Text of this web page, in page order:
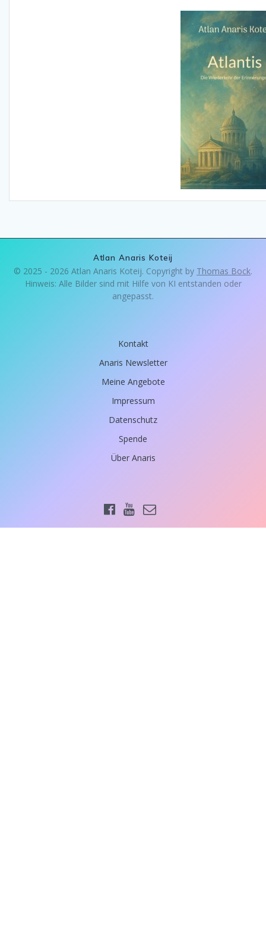
Atlan Anaris Koteij
© 2025 - 2026 Atlan Anaris Koteij. Copyright by Thomas Bock.
Hinweis: Alle Bilder sind mit Hilfe von KI entstanden oder
angepasst.
Kontakt
Anaris Newsletter
Meine Angebote
Impressum
Datenschutz
Spende
Über Anaris